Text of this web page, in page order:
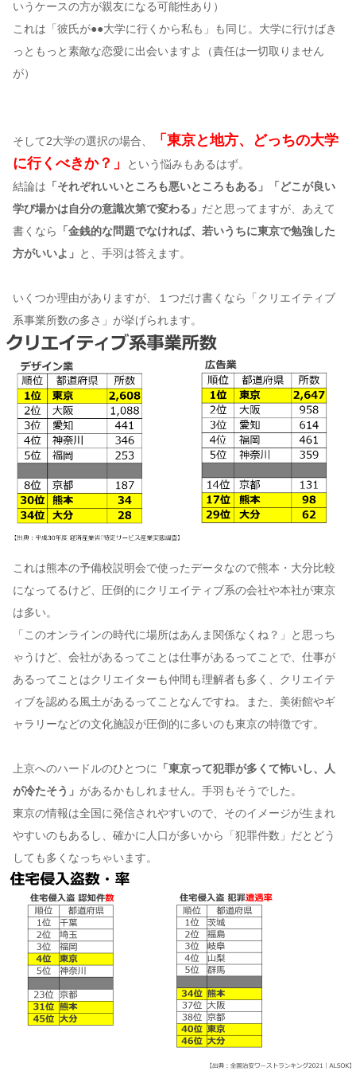
いうケースの方が親友になる可能性あり）
これは「彼氏が●●大学に行くから私も」も同じ。大学に行けばき
っともっと素敵な恋愛に出会いますよ（責任は一切取りません
が）
そして2大学の選択の場合、
「東京と地方、どっちの大学
に行くべきか？」
という悩みもあるはず。
結論は 「それぞれいいところも悪いところもある」「どこが良い
学び場かは自分の意識次第で変わる」 だと思ってますが、あえて
書くなら
「金銭的な問題でなければ、若いうちに東京で勉強した
方がいいよ」 と、手羽は答えます。
いくつか理由がありますが、１つだけ書くなら「クリエイティブ
系事業所数の多さ」が挙げられます。
これは熊本の予備校説明会で使ったデータなので熊本・大分比較
になってるけど、圧倒的にクリエイティブ系の会社や本社が東京
は多い。
「このオンラインの時代に場所はあんま関係なくね？」と思っち
ゃうけど、会社があるってことは仕事があるってことで、仕事が
あるってことはクリエイターも仲間も理解者も多く、クリエイテ
ィブを認める風土があるってことなんですね。また、美術館やギ
ャラリーなどの文化施設が圧倒的に多いのも東京の特徴です。
上京へのハードルのひとつに
「東京って犯罪が多くて怖いし、人
が冷たそう」 があるかもしれません。手羽もそうでした。
東京の情報は全国に発信されやすいので、そのイメージが生まれ
やすいのもあるし、確かに人口が多いから「犯罪件数」だとどう
しても多くなっちゃいます。